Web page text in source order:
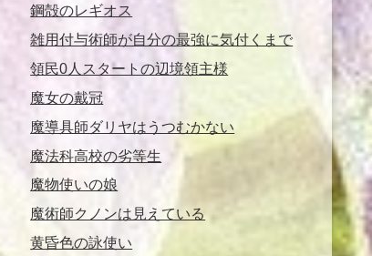
鋼殻のレギオス
雑用付与術師が自分の最強に気付くまで
領民0人スタートの辺境領主様
魔女の戴冠
魔導具師ダリヤはうつむかない
魔法科高校の劣等生
魔物使いの娘
魔術師クノンは見えている
黄昏色の詠使い